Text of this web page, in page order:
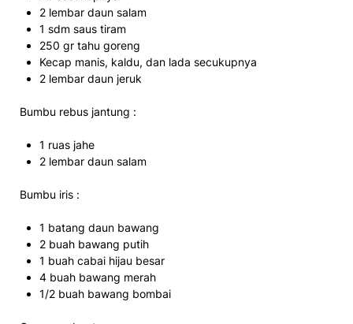
2 lembar daun salam
1 sdm saus tiram
250 gr tahu goreng
Kecap manis, kaldu, dan lada secukupnya
2 lembar daun jeruk
Bumbu rebus jantung :
1 ruas jahe
2 lembar daun salam
Bumbu iris :
1 batang daun bawang
2 buah bawang putih
1 buah cabai hijau besar
4 buah bawang merah
1/2 buah bawang bombai